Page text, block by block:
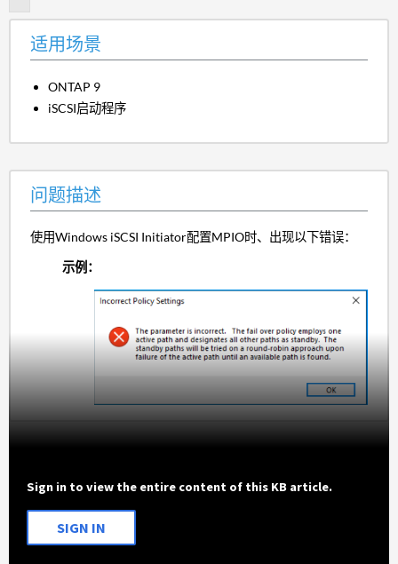
适用场景
ONTAP 9
iSCSI启动程序
问题描述
使用Windows iSCSI Initiator配置MPIO时、出现以下错误：
示例：
Sign in to view the entire content of this KB article.
SIGN IN